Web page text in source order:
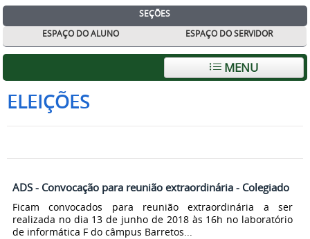
SEÇÕES
ESPAÇO DO ALUNO
ESPAÇO DO SERVIDOR
MENU
ELEIÇÕES
ADS - Convocação para reunião extraordinária - Colegiado
Ficam convocados para reunião extraordinária a ser
realizada no dia 13 de junho de 2018 às 16h no laboratório
de informática F do câmpus Barretos...